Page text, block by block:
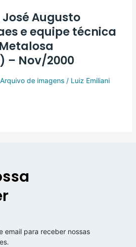
José Augusto
e equipe técnica
– Nov/2000
Arquivo de imagens/ Luiz Emiliani
email para receber nossas